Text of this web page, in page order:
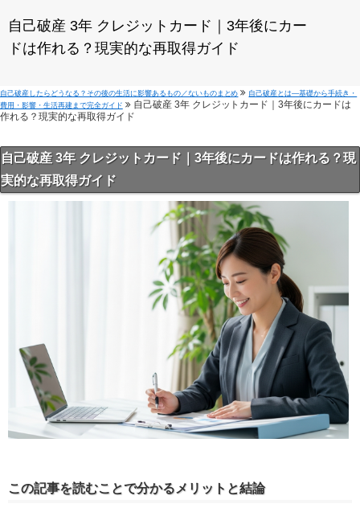
自己破産 3年 クレジットカード｜3年後にカー
ドは作れる？現実的な再取得ガイド
自己破産したらどうなる？その後の生活に影響あるもの／ないものまとめ
自己破産とは—基礎から手続き・
費用・影響・生活再建まで完全ガイド
自己破産 3年 クレジットカード｜3年後にカードは
作れる？現実的な再取得ガイド
自己破産 3年 クレジットカード｜3年後にカードは作れる？現
実的な再取得ガイド
この記事を読むことで分かるメリットと結論